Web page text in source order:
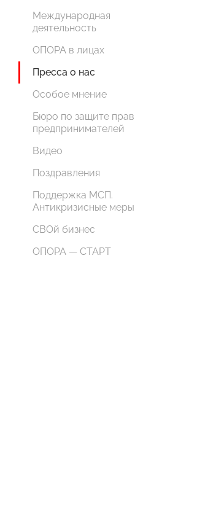
Международная
деятельность
ОПОРА в лицах
Пресса о нас
Особое мнение
Бюро по защите прав
предпринимателей
Видео
Поздравления
Поддержка МСП.
Антикризисные меры
СВОй бизнес
ОПОРА — СТАРТ